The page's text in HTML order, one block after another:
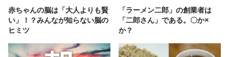
赤ちゃんの脳は「大人よりも賢
い」！？みんなが知らない脳の
ヒミツ
「ラーメン二郎」の創業者は
「二郎さん」である。〇か×
か？